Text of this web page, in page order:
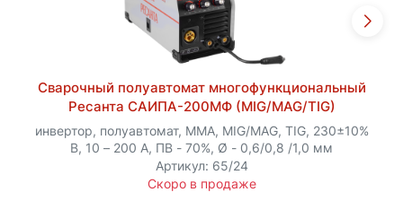
Сварочный полуавтомат многофункциональный
Ресанта САИПА-200МФ (MIG/MAG/TIG)
инвертор, полуавтомат, MMA, MIG/MAG, TIG, 230±10%
В, 10 – 200 А, ПВ - 70%, Ø - 0,6/0,8 /1,0 мм
Артикул: 65/24
Скоро в продаже